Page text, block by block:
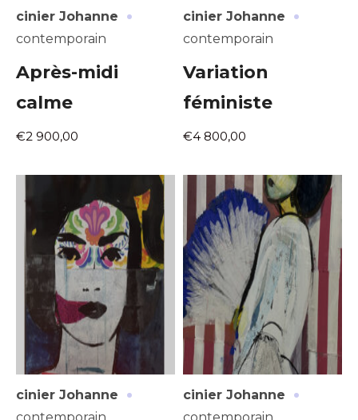
cinier Johanne ·
contemporain
Après-midi
calme
€2 900,00
cinier Johanne ·
contemporain
Variation
féministe
€4 800,00
cinier Johanne · cinier Johanne ·